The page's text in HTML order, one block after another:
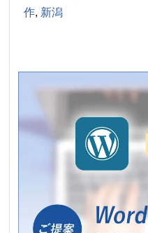
作, 新潟